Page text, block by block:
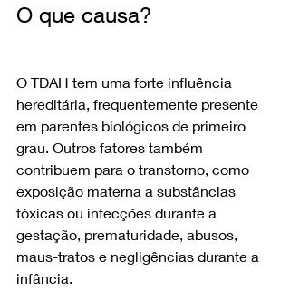
O que causa?
O TDAH tem uma forte influência
hereditária, frequentemente presente
em parentes biológicos de primeiro
grau. Outros fatores também
contribuem para o transtorno, como
exposição materna a substâncias
tóxicas ou infecções durante a
gestação, prematuridade, abusos,
maus-tratos e negligências durante a
infância.